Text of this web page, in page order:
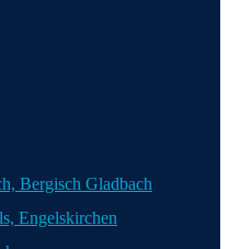
Bergisch Gladbach
Engelskirchen